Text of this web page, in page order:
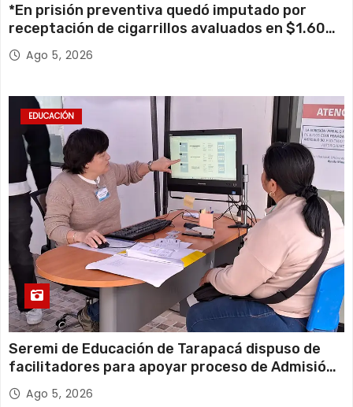
*En prisión preventiva quedó imputado por
receptación de cigarrillos avaluados en $1.600
millones*
Ago 5, 2026
EDUCACIÓN
Seremi de Educación de Tarapacá dispuso de
facilitadores para apoyar proceso de Admisión
Escolar 2027
Ago 5, 2026